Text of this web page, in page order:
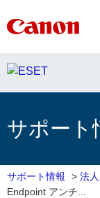
サポー
サポート情報 > 法
Endpoint アンチ...